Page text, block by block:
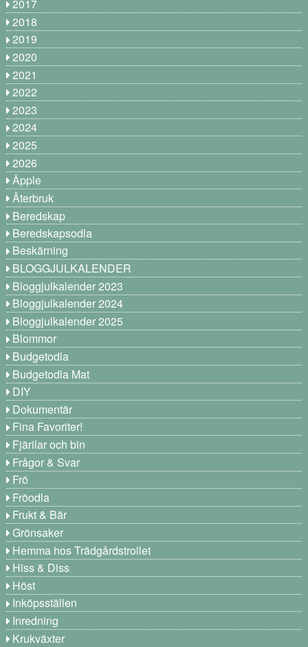
2017
2018
2019
2020
2021
2022
2023
2024
2025
2026
Äpple
Återbruk
Beredskap
Beredskapsodla
Beskärning
BLOGGJULKALENDER
Bloggjulkalender 2023
Bloggjulkalender 2024
Bloggjulkalender 2025
Blommor
Budgetodla
Budgetodla Mat
DIY
Dokumentär
Fina Favoriter!
Fjärilar och bin
Frågor & Svar
Frö
Fröodla
Frukt & Bär
Grönsaker
Hemma hos Trädgårdstrollet
Hiss & Diss
Höst
Inköpsställen
Inredning
Krukväxter